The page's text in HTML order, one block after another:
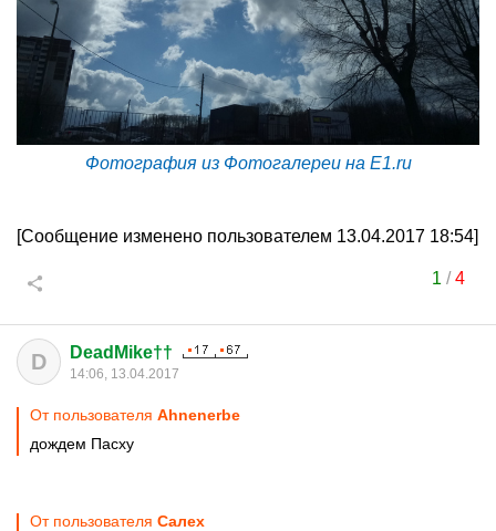
Фотография из Фотогалереи на E1.ru
[Сообщение изменено пользователем 13.04.2017 18:54]
1 /4
D DeadMike††
14:06, 13.04.2017
От пользователя Ahnenerbe
дождем Пасху
От пользователя Салех